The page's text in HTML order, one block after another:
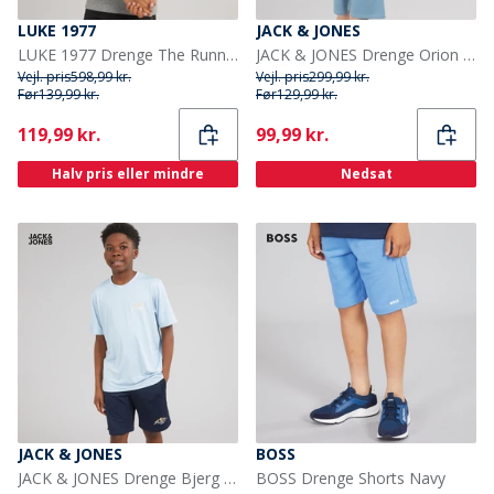
LUKE 1977
LUKE 1977 Drenge The Runner Sweatshirts Grå
Vejl. pris598,99 kr.
Før139,99 kr.
Current
119,99 kr.
Halv pris eller mindre
JACK & JONES
JACK & JONES Drenge Orion T-shirt Og Shorts Sæt Mountain Spring
Vejl. pris299,99 kr.
Før129,99 kr.
Current
99,99 kr.
Nedsat
JACK & JONES
JACK & JONES Drenge Bjerg Tech T Shirt Og Shorts Sæt Cashmere Blue
BOSS
BOSS Drenge Shorts Navy